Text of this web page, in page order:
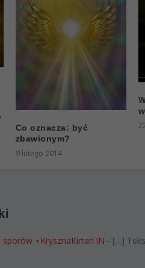
Co oznacza: być
zbawionym?
9 lutego 2014
⋆KrysznaKirtan.IN - […]